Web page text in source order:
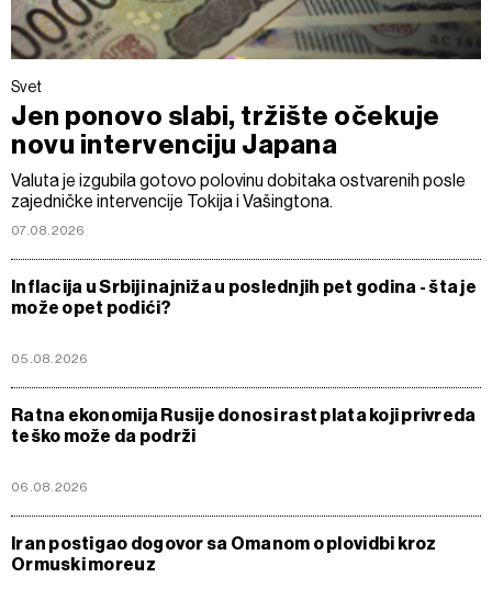
Svet
Jen ponovo slabi, tržište očekuje
novu intervenciju Japana
Valuta je izgubila gotovo polovinu dobitaka ostvarenih posle
zajedničke intervencije Tokija i Vašingtona.
07.08.2026
Inflacija u Srbiji najniža u poslednjih pet godina - šta je
može opet podići?
05.08.2026
Ratna ekonomija Rusije donosi rast plata koji privreda
teško može da podrži
06.08.2026
Iran postigao dogovor sa Omanom o plovidbi kroz
Ormuski moreuz